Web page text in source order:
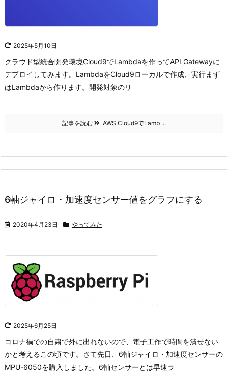
2025年5月10日
クラウド型統合開発環境Cloud9でLambdaを作ってAPI Gatewayに
デプロイしてみます。 LambdaをCloud9ローカルで作成、実行まず
はLambdaから作ります。 開発対象のリ
記事を読む AWS Cloud9でLamb ...
6軸ジャイロ・加速度センサー値をグラフにする
2020年4月23日 やってみた
2025年6月25日
コロナ禍での自粛で外に出れないので、電子工作で時間を潰せない
かと考えるこの頃です。 さて先日、6軸ジャイロ・加速度センサーの
MPU-6050を購入しました。 6軸センサーとは早速ラ